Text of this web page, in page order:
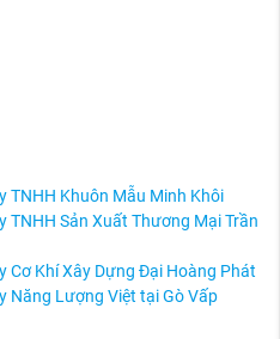
TNHH Khuôn Mẫu Minh Khôi
TNHH Sản Xuất Thương Mại Trần
Cơ Khí Xây Dựng Đại Hoàng Phát
Năng Lượng Việt tại Gò Vấp